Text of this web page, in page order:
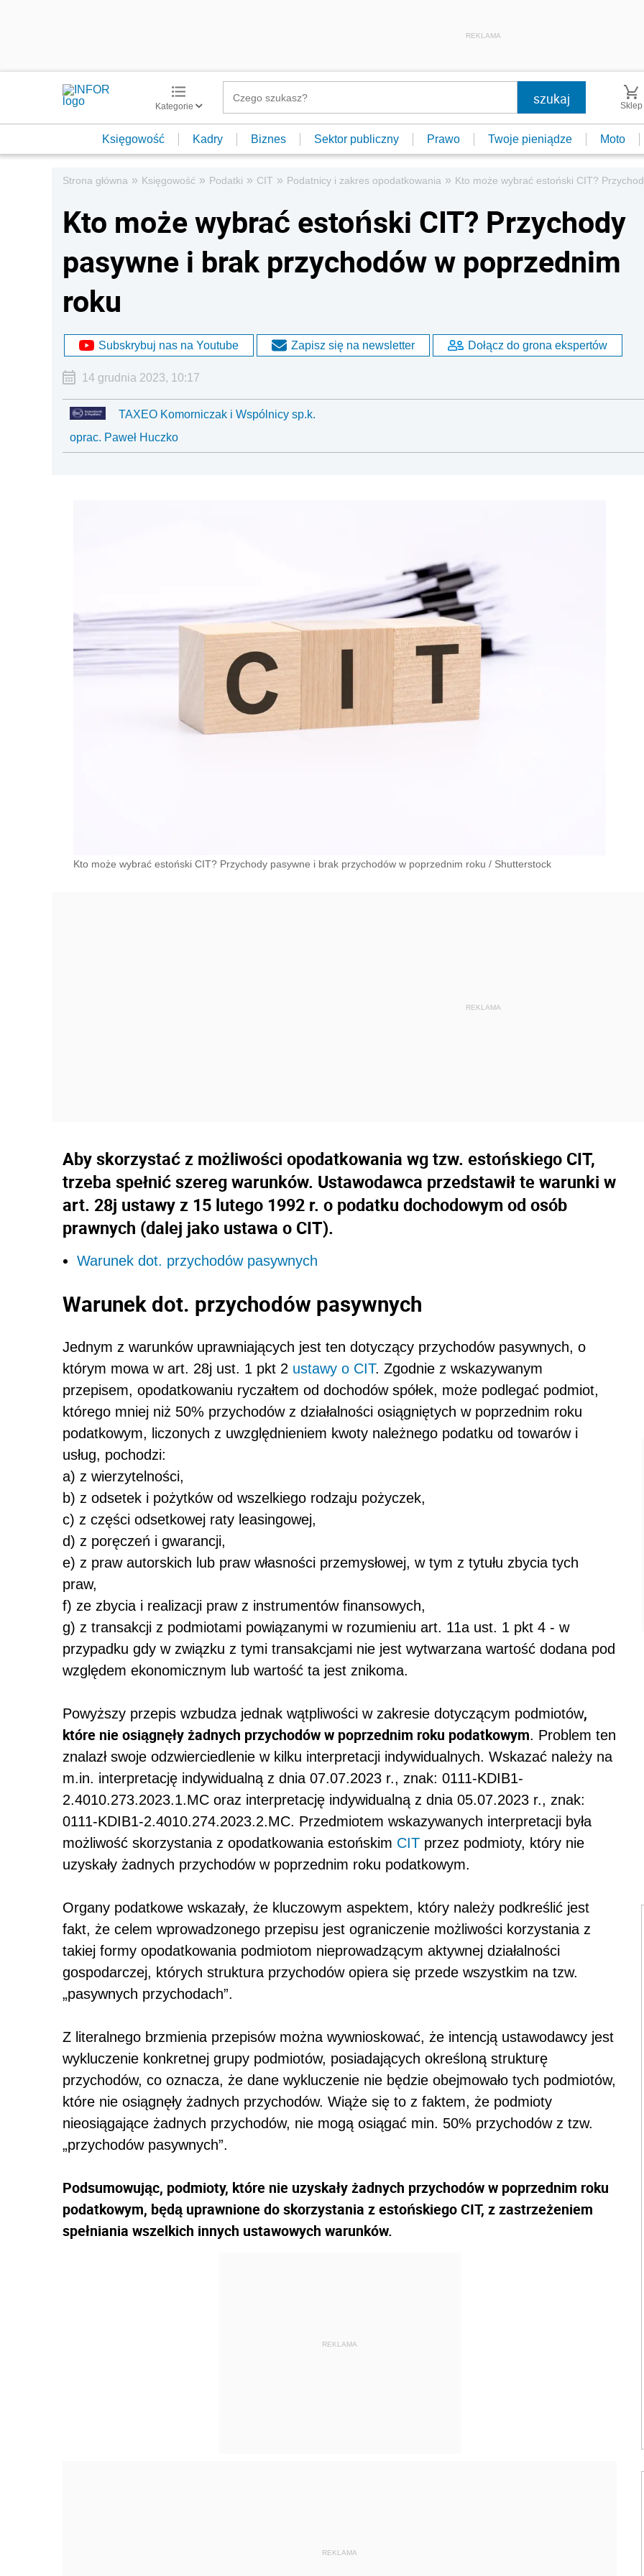
REKLAMA
Kategorie Sklep
Księgowość Kadry Biznes Sektor publiczny Prawo Twoje pieniądze Moto
Strona główna » Księgowość » Podatki » CIT » Podatnicy i zakres opodatkowania » Kto może wybrać estoński CIT?
Kto może wybrać estoński CIT? Przychody
pasywne i brak przychodów w poprzednim
roku
Subskrybuj nas na Youtube Zapisz się na newsletter Dołącz do grona ekspertów
14 grudnia 2023, 10:17
TAXEO Komorniczak i Wspólnicy sp.k.
oprac. Paweł Huczko
Kto może wybrać estoński CIT? Przychody pasywne i brak przychodów w poprzednim roku / Shutterstock
Aby skorzystać z możliwości opodatkowania wg tzw. estońskiego CIT,
trzeba spełnić szereg warunków. Ustawodawca przedstawił te warunki w
art. 28j ustawy z 15 lutego 1992 r. o podatku dochodowym od osób
prawnych (dalej jako ustawa o CIT).
Warunek dot. przychodów pasywnych
Warunek dot. przychodów pasywnych
Jednym z warunków uprawniających jest ten dotyczący przychodów pasywnych, o
którym mowa w art. 28j ust. 1 pkt 2 ustawy o CIT. Zgodnie z wskazywanym
przepisem, opodatkowaniu ryczałtem od dochodów spółek, może podlegać podmiot,
którego mniej niż 50% przychodów z działalności osiągniętych w poprzednim roku
podatkowym, liczonych z uwzględnieniem kwoty należnego podatku od towarów i
usług, pochodzi:
a) z wierzytelności,
b) z odsetek i pożytków od wszelkiego rodzaju pożyczek,
c) z części odsetkowej raty leasingowej,
d) z poręczeń i gwarancji,
e) z praw autorskich lub praw własności przemysłowej, w tym z tytułu zbycia tych
praw,
f) ze zbycia i realizacji praw z instrumentów finansowych,
g) z transakcji z podmiotami powiązanymi w rozumieniu art. 11a ust. 1 pkt 4 - w
przypadku gdy w związku z tymi transakcjami nie jest wytwarzana wartość dodana pod
względem ekonomicznym lub wartość ta jest znikoma.
Powyższy przepis wzbudza jednak wątpliwości w zakresie dotyczącym podmiotów,
które nie osiągnęły żadnych przychodów w poprzednim roku podatkowym. Problem ten
znalazł swoje odzwierciedlenie w kilku interpretacji indywidualnych. Wskazać należy na
m.in. interpretację indywidualną z dnia 07.07.2023 r., znak: 0111-KDIB1-
2.4010.273.2023.1.MC oraz interpretację indywidualną z dnia 05.07.2023 r., znak:
0111-KDIB1-2.4010.274.2023.2.MC. Przedmiotem wskazywanych interpretacji była
możliwość skorzystania z opodatkowania estońskim CIT przez podmioty, który nie
uzyskały żadnych przychodów w poprzednim roku podatkowym.
Organy podatkowe wskazały, że kluczowym aspektem, który należy podkreślić jest
fakt, że celem wprowadzonego przepisu jest ograniczenie możliwości korzystania z
takiej formy opodatkowania podmiotom nieprowadzącym aktywnej działalności
gospodarczej, których struktura przychodów opiera się przede wszystkim na tzw.
„pasywnych przychodach”.
Z literalnego brzmienia przepisów można wywnioskować, że intencją ustawodawcy jest
wykluczenie konkretnej grupy podmiotów, posiadających określoną strukturę
przychodów, co oznacza, że dane wykluczenie nie będzie obejmowało tych podmiotów,
które nie osiągnęły żadnych przychodów. Wiąże się to z faktem, że podmioty
nieosiągające żadnych przychodów, nie mogą osiągać min. 50% przychodów z tzw.
„przychodów pasywnych”.
Podsumowując, podmioty, które nie uzyskały żadnych przychodów w poprzednim roku
podatkowym, będą uprawnione do skorzystania z estońskiego CIT, z zastrzeżeniem
spełniania wszelkich innych ustawowych warunków.
REKLAMA
REKLAMA